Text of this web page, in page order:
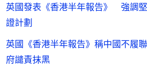
英國發表《香港半年報告》 強調
證計劃
英國《香港半年報告》稱中國不履
府譴責抹黑